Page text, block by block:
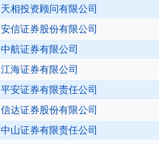
天相投资顾问有限公司
安信证券股份有限公司
中航证券有限公司
江海证券有限公司
平安证券有限责任公司
信达证券股份有限公司
中山证券有限责任公司